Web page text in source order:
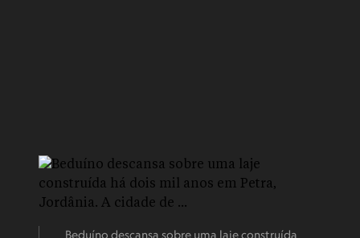
Beduíno descansa sobre uma laje construída